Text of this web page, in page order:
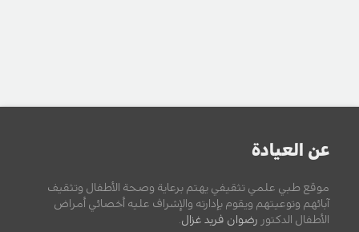
عن العيادة
موقع طبي علمي تثقيفي يهتم برعاية وصحة الأطفال وتثقيف
آبائهم وتوعيتهم ويقوم بإدارته والإشراف عليه أخصائي أمراض
الأطفال الدكتور رضوان فريد غزال